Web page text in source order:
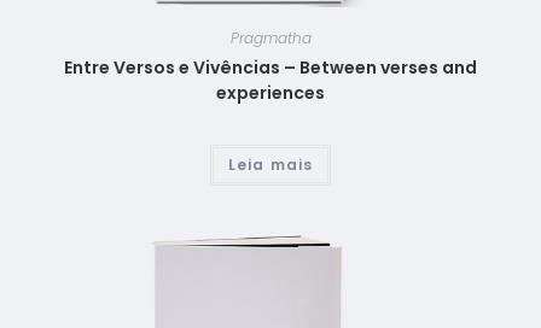
Pragmatha
Entre Versos e Vivências – Between verses and
experiences
Leia mais